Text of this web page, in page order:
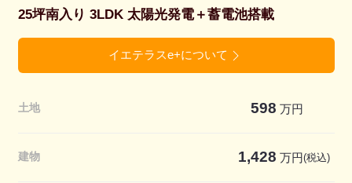
25坪南入り 3LDK 太陽光発電＋蓄電池搭載
イエテラスe+について
土地 598 万円
建物 1,428 万円